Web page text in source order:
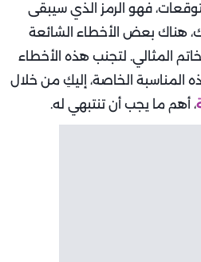
فهو الرمز الذي سيبقى
هناك بعض الأخطاء الشائعة
المثالي. لتجنب هذه الأخطاء
المناسبة الخاصة، إليكِ من خلال
، أهم ما يجب أن تنتبهي له.